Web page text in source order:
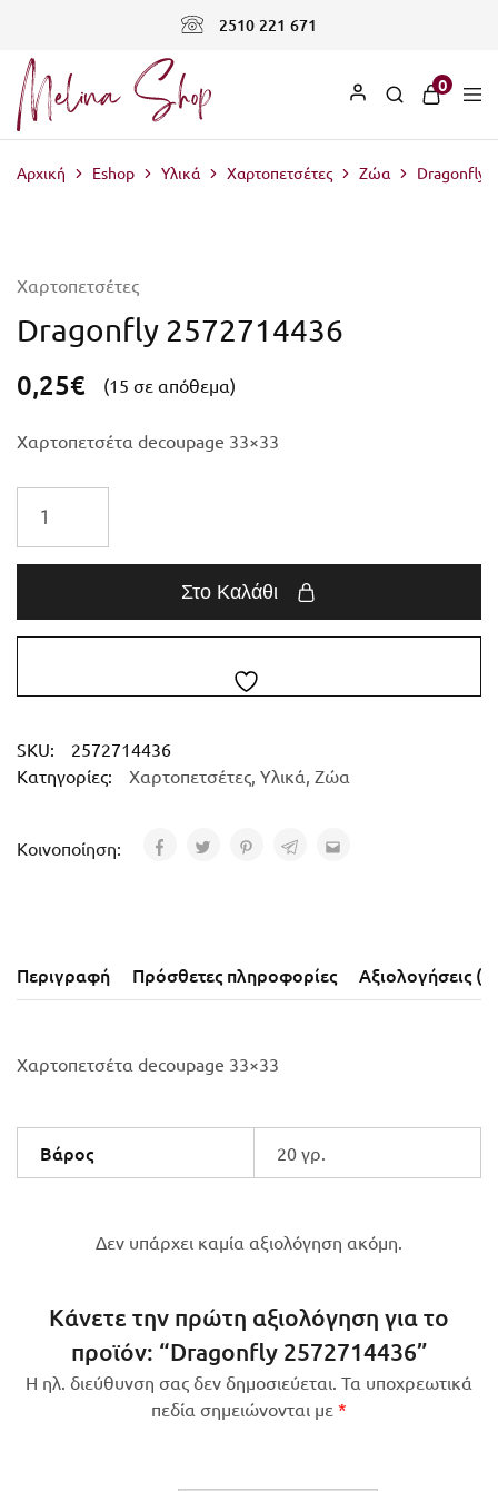
2510 221 671
0
Αρχική Eshop Υλικά Χαρτοπετσέτες Ζώα Dragonfly
Χαρτοπετσέτες
Dragonfly 2572714436
0,25€ (15 σε απόθεμα)
Χαρτοπετσέτα decoupage 33×33
Στο Καλάθι
SKU:
2572714436
Κατηγορίες:
Χαρτοπετσέτες, Υλικά, Ζώα
Κοινοποίηση:
Περιγραφή Πρόσθετες πληροφορίες Αξιολογήσεις (0)
Χαρτοπετσέτα decoupage 33×33
Βάρος 20 γρ.
Δεν υπάρχει καμία αξιολόγηση ακόμη.
Κάνετε την πρώτη αξιολόγηση για το
προϊόν: “Dragonfly 2572714436”
Η ηλ. διεύθυνση σας δεν δημοσιεύεται. Τα υποχρεωτικά
πεδία σημειώνονται με *